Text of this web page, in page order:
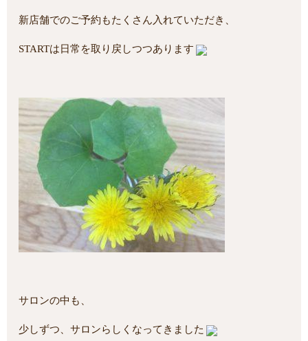
新店舗でのご予約もたくさん入れていただき、
STARTは日常を取り戻しつつあります
サロンの中も、
少しずつ、サロンらしくなってきました